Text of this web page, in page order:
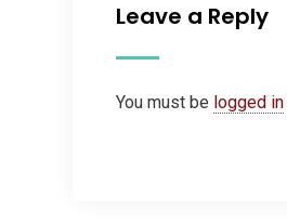
Leave a Reply
You must be logged in